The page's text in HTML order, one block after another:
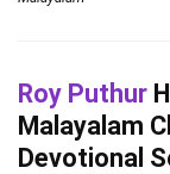
Roy Puthur
Malayalam
Devotional